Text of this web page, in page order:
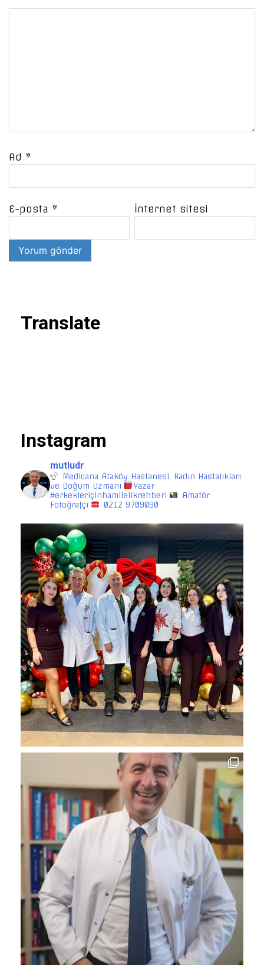
Ad *
E-posta * İnternet sitesi
Translate
Instagram
mutludr
Medicana Ataköy Hastanesi, Kadın Hastalıkları
ve Doğum Uzmanı
Yazar
#erkekleriçinhamilelikrehberi
Amatör
Fotoğrafçı
0212 9709090